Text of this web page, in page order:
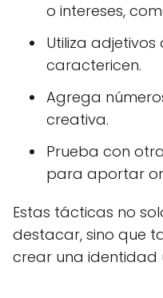
o intereses,
Utiliza
caractericen.
Agrega
creativa.
Prueba con
para aportar
Estas tácticas no
destacar, sino que
crear una